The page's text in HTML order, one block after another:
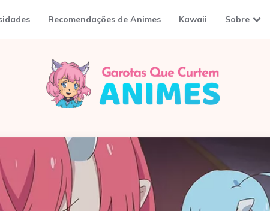
Recomendações de Animes Kawaii Sobre